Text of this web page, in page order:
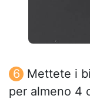
Mettete i
per almeno 4